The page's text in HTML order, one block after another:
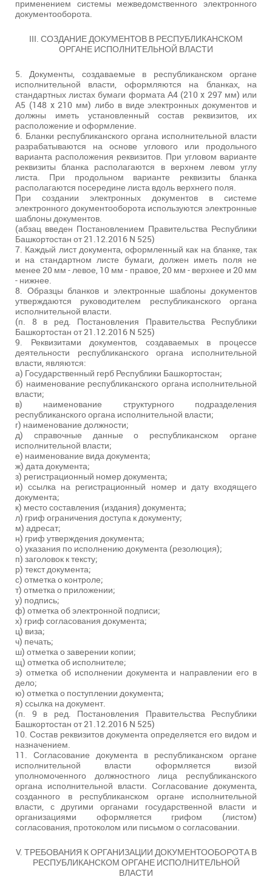
применением системы межведомственного электронного
документооборота.
III. СОЗДАНИЕ ДОКУМЕНТОВ В РЕСПУБЛИКАНСКОМ
ОРГАНЕ ИСПОЛНИТЕЛЬНОЙ ВЛАСТИ
5. Документы, создаваемые в республиканском органе
исполнительной власти, оформляются на бланках, на
стандартных листах бумаги формата А4 (210 x 297 мм) или
А5 (148 x 210 мм) либо в виде электронных документов и
должны иметь установленный состав реквизитов, их
расположение и оформление.
6. Бланки республиканского органа исполнительной власти
разрабатываются на основе углового или продольного
варианта расположения реквизитов. При угловом варианте
реквизиты бланка располагаются в верхнем левом углу
листа. При продольном варианте реквизиты бланка
располагаются посередине листа вдоль верхнего поля.
При создании электронных документов в системе
электронного документооборота используются электронные
шаблоны документов.
(абзац введен Постановлением Правительства Республики
Башкортостан от 21.12.2016 N 525)
7. Каждый лист документа, оформленный как на бланке, так
и на стандартном листе бумаги, должен иметь поля не
менее 20 мм - левое, 10 мм - правое, 20 мм - верхнее и 20 мм
- нижнее.
8. Образцы бланков и электронные шаблоны документов
утверждаются руководителем республиканского органа
исполнительной власти.
(п. 8 в ред. Постановления Правительства Республики
Башкортостан от 21.12.2016 N 525)
9. Реквизитами документов, создаваемых в процессе
деятельности республиканского органа исполнительной
власти, являются:
а) Государственный герб Республики Башкортостан;
б) наименование республиканского органа исполнительной
власти;
в) наименование структурного подразделения
республиканского органа исполнительной власти;
г) наименование должности;
д) справочные данные о республиканском органе
исполнительной власти;
е) наименование вида документа;
ж) дата документа;
з) регистрационный номер документа;
и) ссылка на регистрационный номер и дату входящего
документа;
к) место составления (издания) документа;
л) гриф ограничения доступа к документу;
м) адресат;
н) гриф утверждения документа;
о) указания по исполнению документа (резолюция);
п) заголовок к тексту;
р) текст документа;
с) отметка о контроле;
т) отметка о приложении;
у) подпись;
ф) отметка об электронной подписи;
х) гриф согласования документа;
ц) виза;
ч) печать;
ш) отметка о заверении копии;
щ) отметка об исполнителе;
э) отметка об исполнении документа и направлении его в
дело;
ю) отметка о поступлении документа;
я) ссылка на документ.
(п. 9 в ред. Постановления Правительства Республики
Башкортостан от 21.12.2016 N 525)
10. Состав реквизитов документа определяется его видом и
назначением.
11. Согласование документа в республиканском органе
исполнительной власти оформляется визой
уполномоченного должностного лица республиканского
органа исполнительной власти. Согласование документа,
созданного в республиканском органе исполнительной
власти, с другими органами государственной власти и
организациями оформляется грифом (листом)
согласования, протоколом или письмом о согласовании.
V. ТРЕБОВАНИЯ К ОРГАНИЗАЦИИ ДОКУМЕНТООБОРОТА В
РЕСПУБЛИКАНСКОМ ОРГАНЕ ИСПОЛНИТЕЛЬНОЙ
ВЛАСТИ